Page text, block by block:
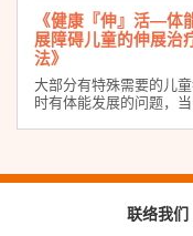
《健康『伸』活―体
展障碍儿童的伸展治
法》
大部分有特殊需要的儿童
时有体能发展的问题，当
联络我们